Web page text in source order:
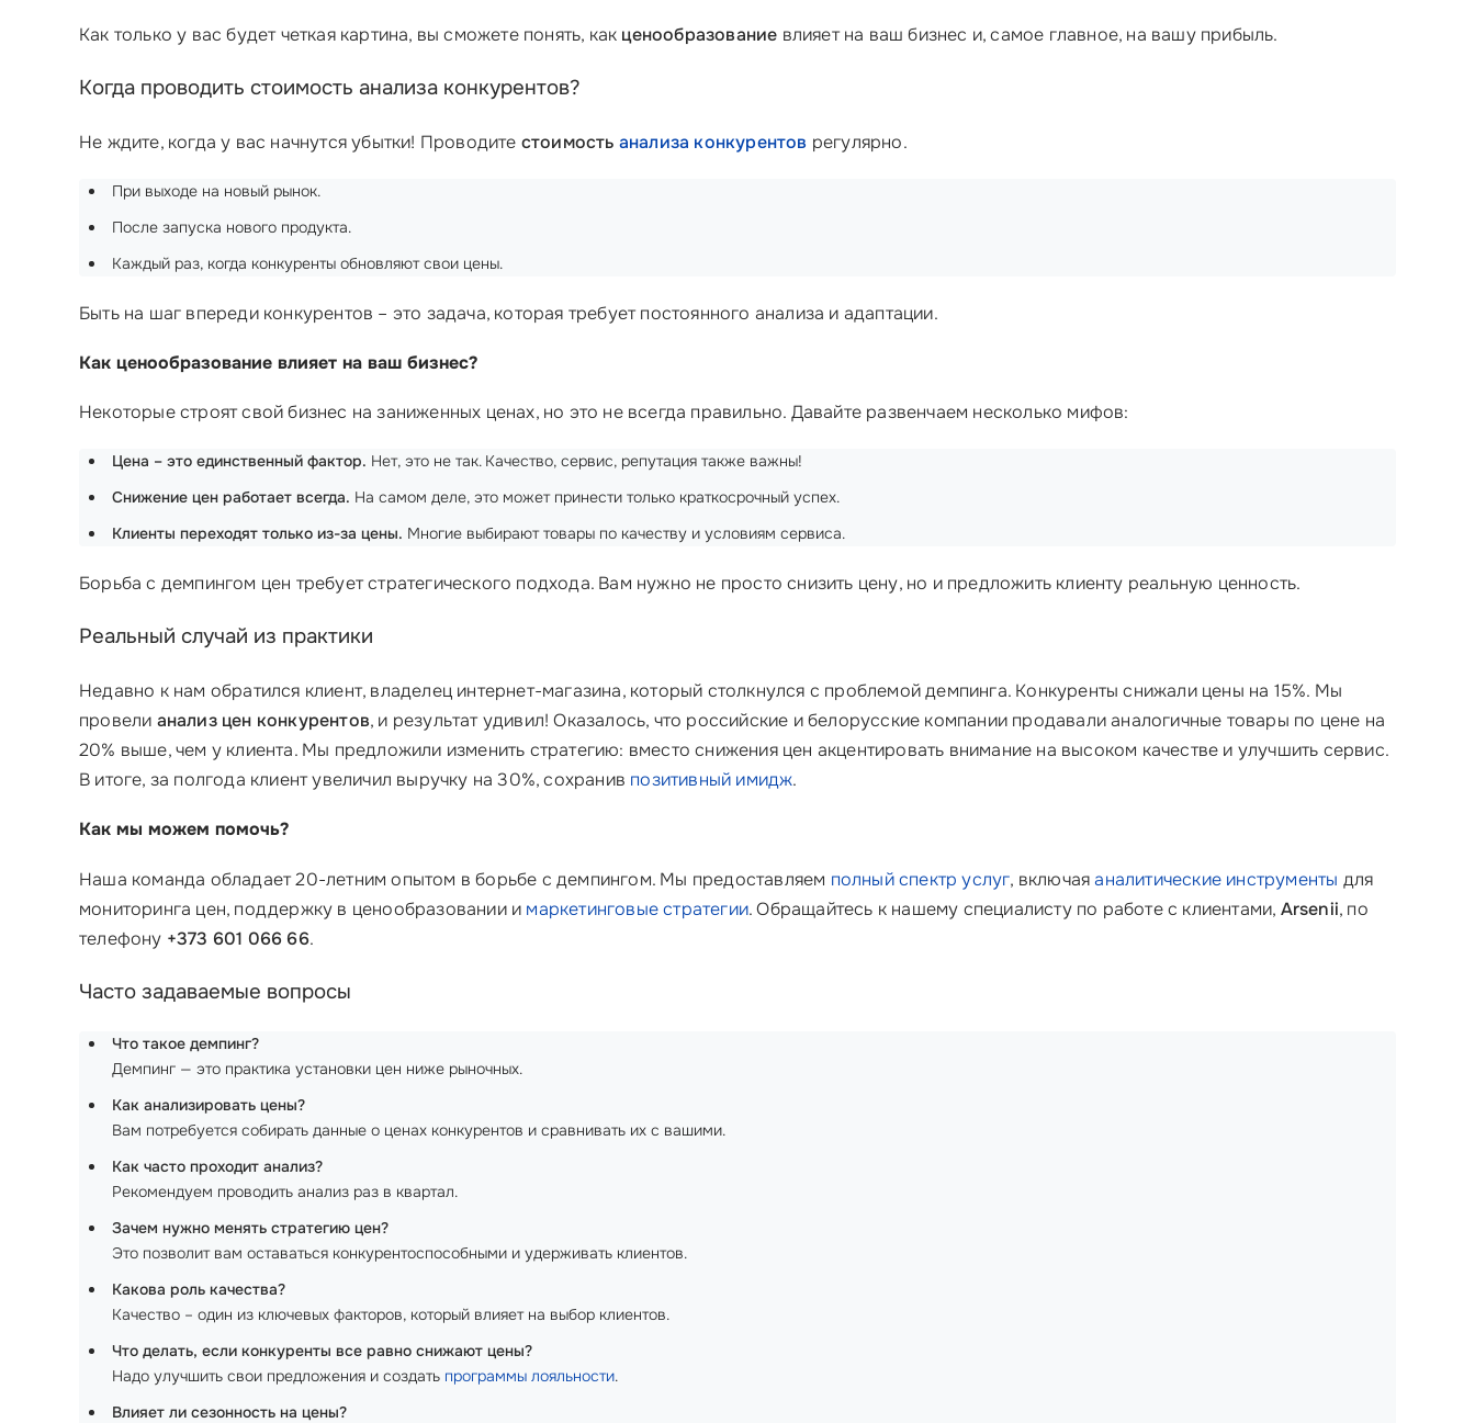
Как только у вас будет четкая картина, вы сможете понять, как ценообразование влияет на ваш бизнес и, самое главное, на вашу прибыль.
Когда проводить стоимость анализа конкурентов?
Не ждите, когда у вас начнутся убытки! Проводите стоимость анализа конкурентов регулярно.
При выходе на новый рынок.
После запуска нового продукта.
Каждый раз, когда конкуренты обновляют свои цены.
Быть на шаг впереди конкурентов – это задача, которая требует постоянного анализа и адаптации.
Как ценообразование влияет на ваш бизнес?
Некоторые строят свой бизнес на заниженных ценах, но это не всегда правильно. Давайте развенчаем несколько мифов:
Цена – это единственный фактор. Нет, это не так. Качество, сервис, репутация также важны!
Снижение цен работает всегда. На самом деле, это может принести только краткосрочный успех.
Клиенты переходят только из-за цены. Многие выбирают товары по качеству и условиям сервиса.
Борьба с демпингом цен требует стратегического подхода. Вам нужно не просто снизить цену, но и предложить клиенту реальную ценность.
Реальный случай из практики
Недавно к нам обратился клиент, владелец интернет-магазина, который столкнулся с проблемой демпинга. Конкуренты снижали цены на 15%. Мы
провели анализ цен конкурентов, и результат удивил! Оказалось, что российские и белорусские компании продавали аналогичные товары по цене на
20% выше, чем у клиента. Мы предложили изменить стратегию: вместо снижения цен акцентировать внимание на высоком качестве и улучшить сервис.
В итоге, за полгода клиент увеличил выручку на 30%, сохранив позитивный имидж.
Как мы можем помочь?
Наша команда обладает 20-летним опытом в борьбе с демпингом. Мы предоставляем полный спектр услуг, включаяаналитические инструменты для
мониторинга цен, поддержку в ценообразовании и маркетинговые стратегии. Обращайтесь к нашему специалисту по работе с клиентами, Arsenii, по
телефону +373 601 066 66.
Часто задаваемые вопросы
Что такое демпинг?
Демпинг — это практика установки цен ниже рыночных.
Как анализировать цены?
Вам потребуется собирать данные о ценах конкурентов и сравнивать их с вашими.
Как часто проходит анализ?
Рекомендуем проводить анализ раз в квартал.
Зачем нужно менять стратегию цен?
Это позволит вам оставаться конкурентоспособными и удерживать клиентов.
Какова роль качества?
Качество – один из ключевых факторов, который влияет на выбор клиентов.
Что делать, если конкуренты все равно снижают цены?
Надо улучшить свои предложения и создать программы лояльности.
Влияет ли сезонность на цены?